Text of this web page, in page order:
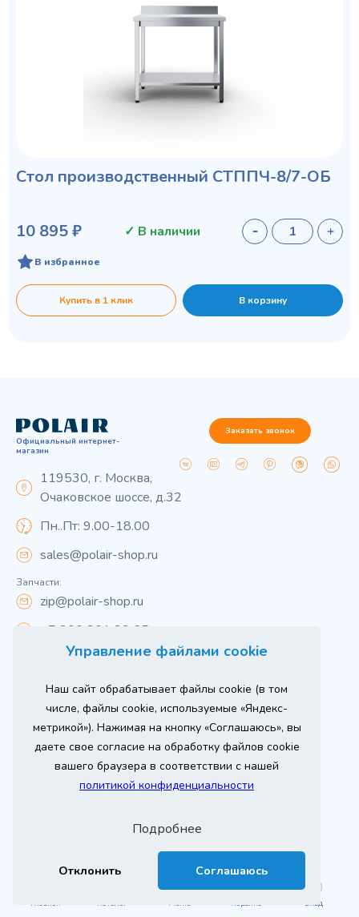
Управление файлами cookie
Наш сайт обрабатывает файлы cookie (в том
числе, файлы cookie, используемые «Яндекс-
метрикой»). Нажимая на кнопку «Соглашаюсь», вы
даете свое согласие на обработку файлов cookie
вашего браузера в соответствии с нашей
политикой конфиденциальности
Подробнее
Отклонить Соглашаюсь
Стол производственный СТППЧ-8/7-ОБ
10 895 ₽ ✓ В наличии
В избранное
Купить в 1 клик В корзину
Официальный интернет-
магазин
119530, г. Москва,
Очаковское шоссе, д.32
Пн..Пт: 9.00-18.00
sales@polair-shop.ru
Запчасти:
zip@polair-shop.ru
+7 800 301 33 65
Заказать звонок
Вся информация на сайте о товарах носит
справочный характер и не является публичной
офертой в соответствии с пунктом 2 статьи 437 ГК РФ.
Для получения подробной информации о наличии и
стоимости указанных товаров и (или) услуг,
пожалуйста, обращайтесь к менеджеру сайта по
телефону
При использовании материалов сайта ссылка
Продвижение сайта
Главная Каталог Меню Корзина Вход
Оставь заявку